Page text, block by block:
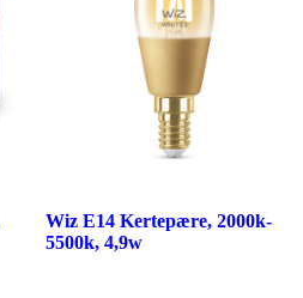
Wiz E14 Kertepære, 2000k-
5500k, 4,9w